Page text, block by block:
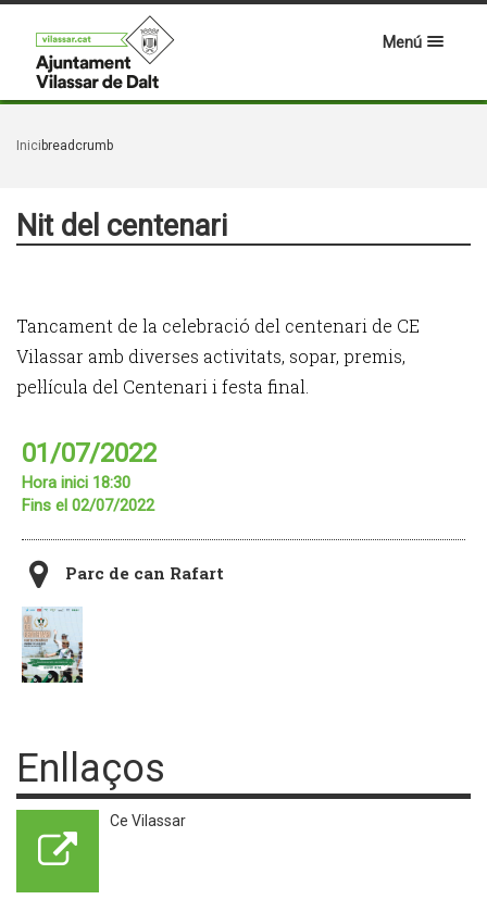
Menú
Inici breadcrumb
Nit del centenari
Tancament de la celebració del centenari de CE
Vilassar amb diverses activitats, sopar, premis,
pel·lícula del Centenari i festa final.
01/07/2022
Hora inici 18:30
Fins el 02/07/2022
Parc de can Rafart
Enllaços
Ce Vilassar